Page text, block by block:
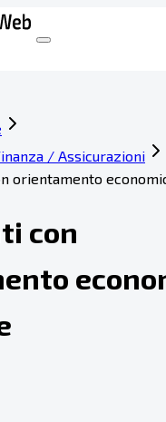
/ Assicurazioni
orientamento
con